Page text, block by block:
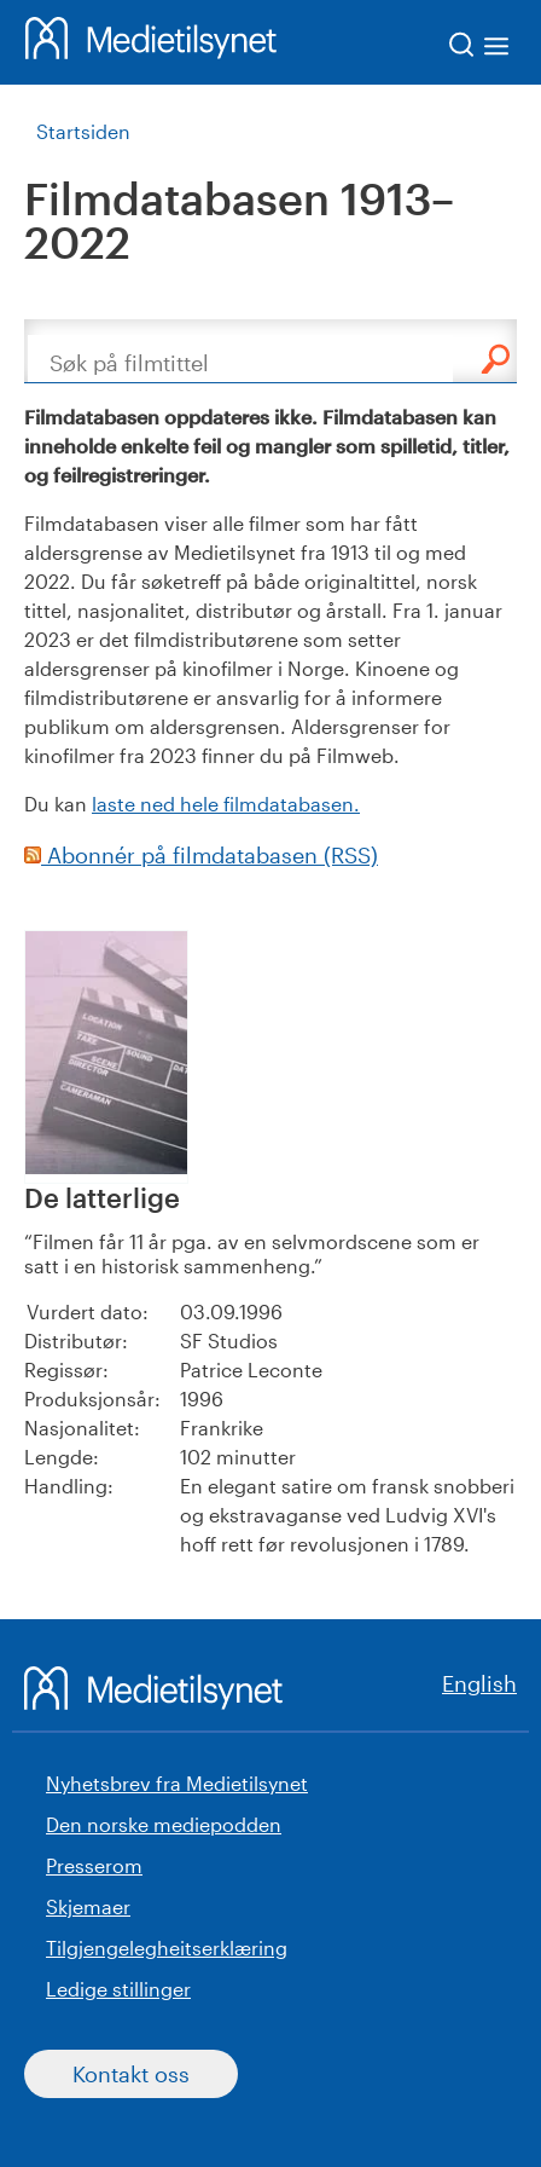
Startsiden
Filmdatabasen 1913–
2022
Søk
Filmdatabasen oppdateres ikke. Filmdatabasen kan
inneholde enkelte feil og mangler som spilletid, titler,
og feilregistreringer.
Filmdatabasen viser alle filmer som har fått
aldersgrense av Medietilsynet fra 1913 til og med
2022. Du får søketreff på både originaltittel, norsk
tittel, nasjonalitet, distributør og årstall. Fra 1. januar
2023 er det filmdistributørene som setter
aldersgrenser på kinofilmer i Norge. Kinoene og
filmdistributørene er ansvarlig for å informere
publikum om aldersgrensen. Aldersgrenser for
kinofilmer fra 2023 finner du på Filmweb.
Du kan laste ned hele filmdatabasen.
Abonnér på filmdatabasen (RSS)
De latterlige
Filmen får 11 år pga. av en selvmordscene som er
satt i en historisk sammenheng.
Vurdert dato:
03.09.1996
Distributør:
SF Studios
Regissør:
Patrice Leconte
Produksjonsår:
1996
Nasjonalitet:
Frankrike
Lengde:
102 minutter
Handling:
En elegant satire om fransk snobberi
og ekstravaganse ved Ludvig XVI's
hoff rett før revolusjonen i 1789.
English
Nyhetsbrev fra Medietilsynet
Den norske mediepodden
Presserom
Skjemaer
Tilgjengelegheitserklæring
Ledige stillinger
Kontakt oss